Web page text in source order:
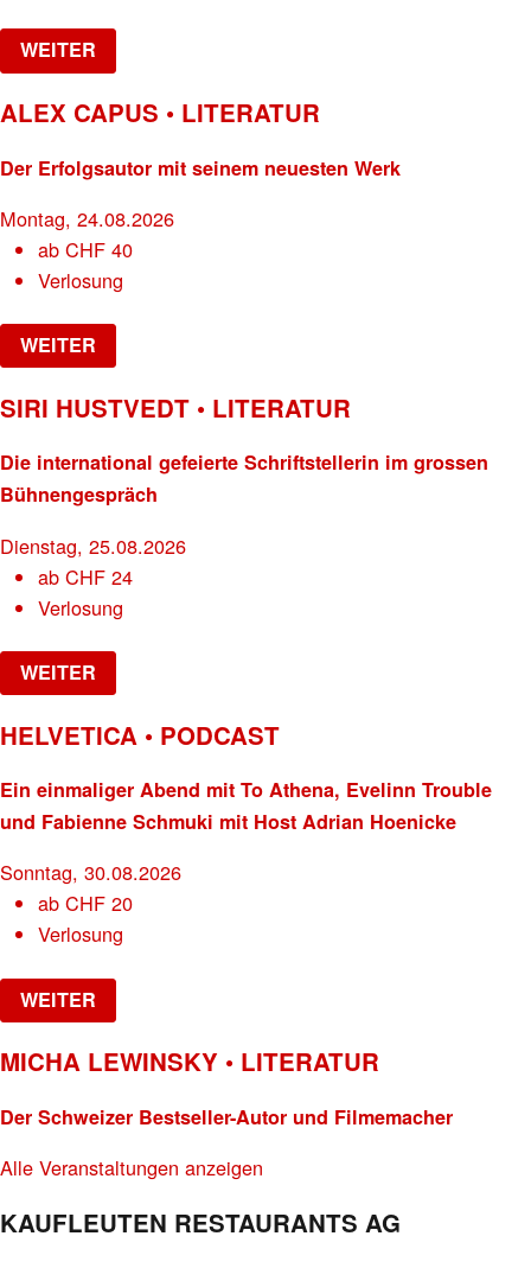
WEITER
ALEX CAPUS • LITERATUR
Der Erfolgsautor mit seinem neuesten Werk
Montag, 24.08.2026
abCHF 40
Verlosung
WEITER
SIRI HUSTVEDT • LITERATUR
Die international gefeierte Schriftstellerin im grossen
Bühnengespräch
Dienstag, 25.08.2026
abCHF 24
Verlosung
WEITER
HELVETICA • PODCAST
Ein einmaliger Abend mit To Athena, Evelinn Trouble
und Fabienne Schmuki mit Host Adrian Hoenicke
Sonntag, 30.08.2026
abCHF 20
Verlosung
WEITER
MICHA LEWINSKY • LITERATUR
Der Schweizer Bestseller-Autor und Filmemacher
Alle Veranstaltungen anzeigen
KAUFLEUTEN RESTAURANTS AG